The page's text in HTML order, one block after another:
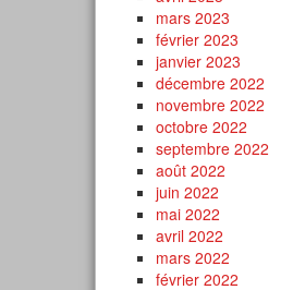
mars 2023
février 2023
janvier 2023
décembre 2022
novembre 2022
octobre 2022
septembre 2022
août 2022
juin 2022
mai 2022
avril 2022
mars 2022
février 2022